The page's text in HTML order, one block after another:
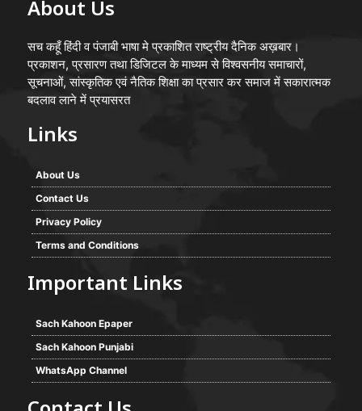
About Us
सच कहूँ हिंदी व पंजाबी भाषा मे प्रकाशित राष्ट्रीय दैनिक अख़बार।
प्रकाशन, प्रसारण तथा डिजिटल के माध्यम से विश्वसनीय समाचारों,
सूचनाओं, सांस्कृतिक एवं नैतिक शिक्षा का प्रसार कर समाज में सकारात्मक
बदलाव लाने में प्रयासरत
Links
About Us
Contact Us
Privacy Policy
Terms and Conditions
Important Links
Sach Kahoon Epaper
Sach Kahoon Punjabi
WhatsApp Channel